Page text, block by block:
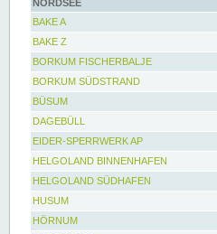
NORDSEE
BAKE A
BAKE Z
BORKUM FISCHERBALJE
BORKUM SÜDSTRAND
BÜSUM
DAGEBÜLL
EIDER-SPERRWERK AP
HELGOLAND BINNENHAFEN
HELGOLAND SÜDHAFEN
HUSUM
HÖRNUM